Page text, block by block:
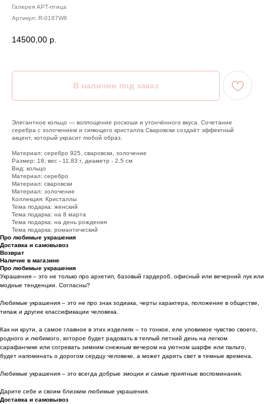
Галерея АРТ-птица
Артикул: R-0187W6
14500,00 р.
Элегантное кольцо — воплощение роскоши и утончённого вкуса. Сочетание
серебра с золочением и сияющего кристалла Сваровски создаёт эффектный
акцент, который украсит любой образ.
Материал: серебро 925, сваровски, золочение
Размер: 18; вес - 11,83 г, диаметр - 2,5 см
Вид: кольцо
Материал: серебро
Материал: сваровски
Материал: золочение
Коллекция: Кристаллы
Тема подарка: женский
Тема подарка: на 8 марта
Тема подарка: на день рождения
Тема подарка: романтический
Про любимые украшения
Доставка и самовывоз
Возврат
Наличие в магазине
Про любимые украшения
Украшения – это не только про архетип, базовый гардероб, офисный или вечерний лук или
модные тенденции. Согласны?
Любимые украшения – это не про знак зодиака, черты характера, положение в обществе,
типаж и другие классификации человека.
Как ни крути, а самое главное в этих изделиях – то тонкое, еле уловимое чувство своего,
родного и любимого, которое будет радовать в теплый летний день на легком
сарафанчике или согревать зимним снежным вечером на уютном шарфе или пальто,
будет напоминать о дорогом сердцу человеке, а может дарить свет в темные времена.
Любимые украшения – это всегда добрые эмоции и самые приятные воспоминания.
Дарите себе и своим близким любимые украшения.
Доставка и самовывоз